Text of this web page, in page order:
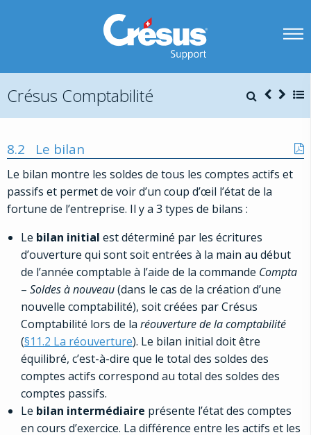
Crésus Comptabilité
8.2 Le bilan
Le bilan montre les soldes de tous les comptes actifs et
passifs et permet de voir d’un coup d’œil l’état de la
fortune de l’entreprise. Il y a 3 types de bilans :
Le bilan initial est déterminé par les écritures
d’ouverture qui sont soit entrées à la main au début
de l’année comptable à l’aide de la commande Compta
– Soldes à nouveau(dans le cas de la création d’une
nouvelle comptabilité), soit créées par Crésus
Comptabilité lors de la réouverture de la comptabilité
(§11.2 La réouverture). Le bilan initial doit être
équilibré, c’est-à-dire que le total des soldes des
comptes actifs correspond au total des soldes des
comptes passifs.
Le bilan intermédiaire présente l’état des comptes
en cours d’exercice. La différence entre les actifs et les